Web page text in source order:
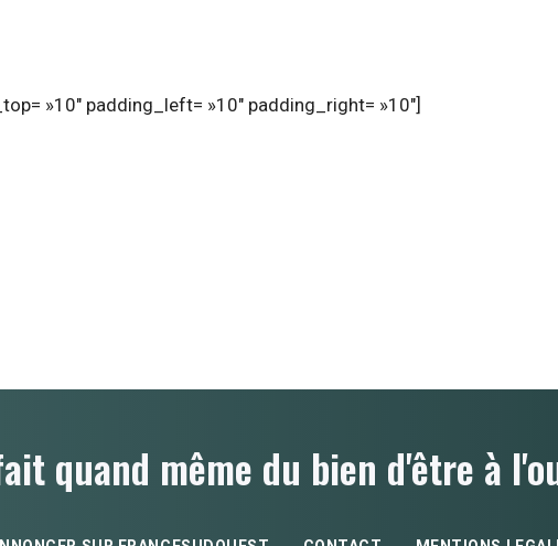
»10″ padding_left= »10″ padding_right= »10″]
quand même du bien d'être à